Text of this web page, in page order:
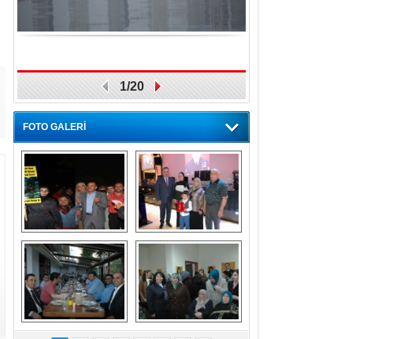
1/20
FOTO GALERİ
Gölbaşı GAZZE
İÇİN YÜRÜDÜ
Kaymakamlıktan
iftar yemeği
Kaymakamlıktan
NERGÜL